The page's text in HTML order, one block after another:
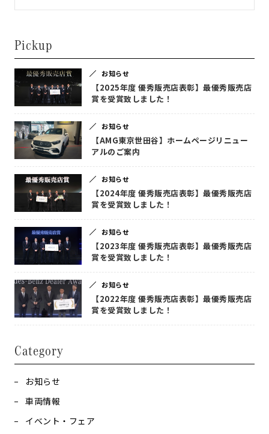
Pickup
お知らせ
【2025年度 優秀販売店表彰】最優秀販売店
賞を受賞致しました！
お知らせ
【AMG東京世田谷】ホームページリニュー
アルのご案内
お知らせ
【2024年度 優秀販売店表彰】最優秀販売店
賞を受賞致しました！
お知らせ
【2023年度 優秀販売店表彰】最優秀販売店
賞を受賞致しました！
お知らせ
【2022年度 優秀販売店表彰】最優秀販売店
賞を受賞致しました！
Category
お知らせ
車両情報
イベント・フェア